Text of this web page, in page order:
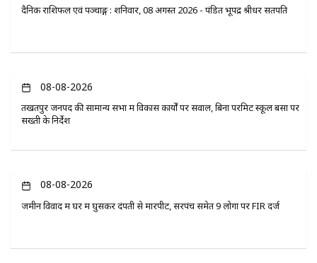
दैनिक राशिफल एवं पञ्चाङ्ग : शनिवार, 08 अगस्त 2026 - पंडित भूपेंद्र श्रीधर सतपति
08-08-2026
तखतपुर जनपद की सामान्य सभा में विकास कार्यों पर सवाल, बिना परमिट स्कूल बसों पर
सख्ती के निर्देश
08-08-2026
जमीन विवाद में घर में घुसकर दंपती से मारपीट, सरपंच समेत 9 लोगों पर FIR दर्ज